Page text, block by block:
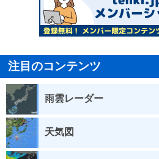
注目のコンテンツ
雨雲レーダー
天気図